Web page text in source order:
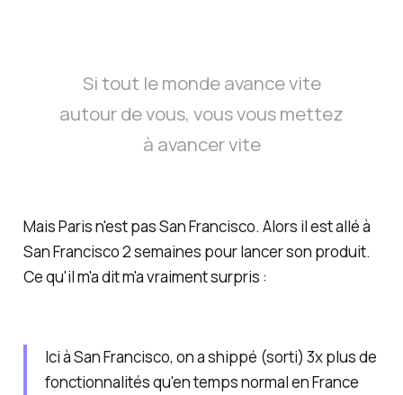
Si tout le monde avance vite
autour de vous, vous vous mettez
à avancer vite
Mais Paris n'est pas San Francisco. Alors il est allé à
San Francisco 2 semaines pour lancer son produit.
Ce qu'il m'a dit m'a vraiment surpris :
Ici à San Francisco, on a shippé (sorti) 3x plus de
fonctionnalités qu'en temps normal en France